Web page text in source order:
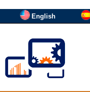
English